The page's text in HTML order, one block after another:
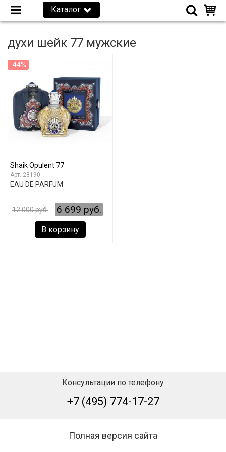
Каталог
духи шейк 77 мужские
-44%
Shaik Opulent 77
28190
EAU DE PARFUM
12 000 руб. 6 699 руб.
В корзину
Консультации по телефону
+7 (495) 774-17-27
Полная версия сайта